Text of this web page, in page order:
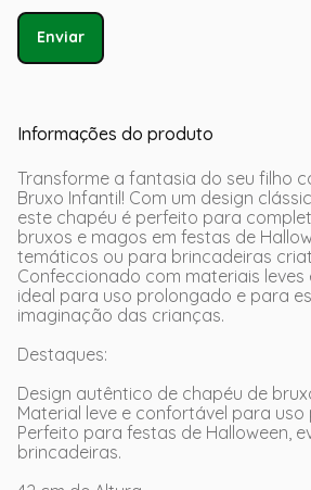
Enviar
Informações do produto
Transforme a fantasia do seu filho
Bruxo Infantil! Com um design
este chapéu é perfeito para
bruxos e magos em festas de
temáticos ou para brincadeiras
Confeccionado com materiais leves
ideal para uso prolongado e para
imaginação das crianças.
Destaques:
Design autêntico de chapéu de
Material leve e confortável para
Perfeito para festas de Halloween,
brincadeiras.